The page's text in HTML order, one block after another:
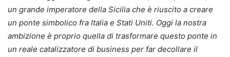
un grande imperatore della Sicilia che è riuscito a creare
un ponte simbolico fra Italia e Stati Uniti. Oggi la nostra
ambizione è proprio quella di trasformare questo ponte in
un reale catalizzatore di business per far decollare il